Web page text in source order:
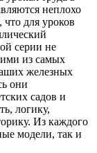
неплохо
для уроков
серии не
из самых
железных
они
садов и
логику,
Из каждого
модели, так и